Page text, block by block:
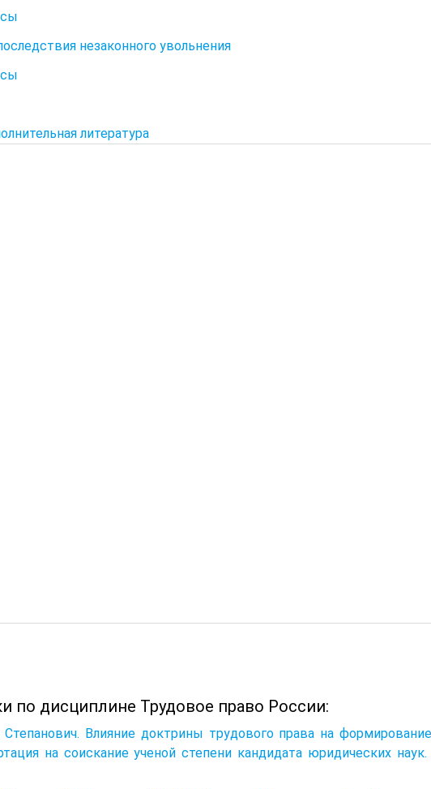
незаконного увольнения
литература
по дисциплине Трудовое право России:
Влияние доктрины трудового права на
на соискание ученой степени кандидата юридических